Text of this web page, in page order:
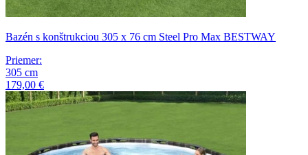
Bazén s konštrukciou 305 x 76 cm Steel Pro Max BESTWAY
Priemer:
305 cm
179,00 €